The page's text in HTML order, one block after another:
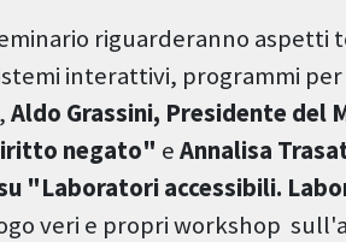
riguarderanno aspetti
interattivi, programmi
Aldo Grassini, Presidente del
negato" eAnnalisa
"Laboratori accessibili.
veri e propri workshop